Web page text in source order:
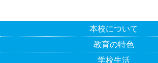
本校について
教育の特色
学校生活